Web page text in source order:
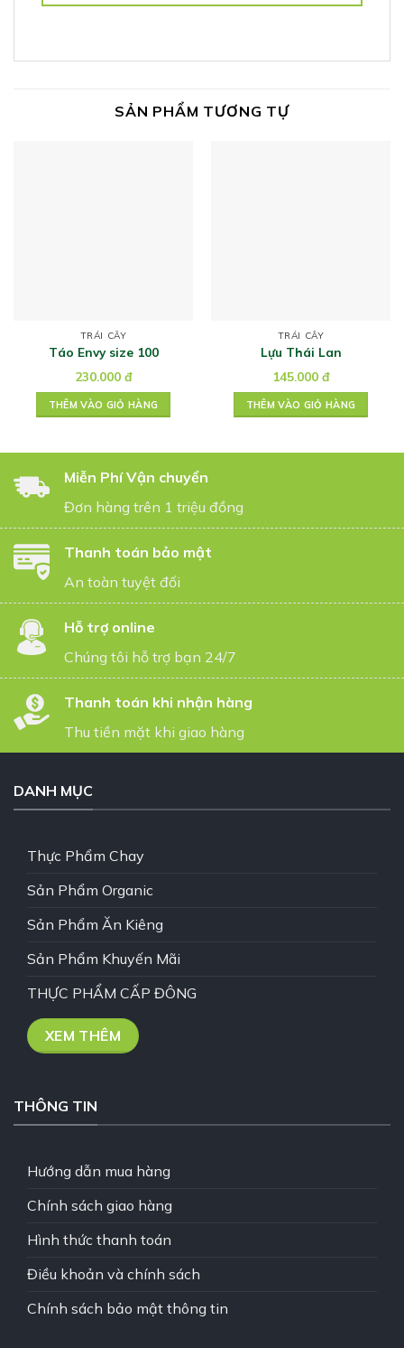
SẢN PHẨM TƯƠNG TỰ
TRÁI CÂY
Táo Envy size 100
230.000 đ
THÊM VÀO GIỎ HÀNG
TRÁI CÂY
Lựu Thái Lan
145.000 đ
THÊM VÀO GIỎ HÀNG
Miễn Phí Vận chuyển
Đơn hàng trên 1 triệu đồng
Thanh toán bảo mật
An toàn tuyệt đối
Hỗ trợ online
Chúng tôi hỗ trợ bạn 24/7
Thanh toán khi nhận hàng
Thu tiền mặt khi giao hàng
DANH MỤC
Thực Phẩm Chay
Sản Phẩm Organic
Sản Phẩm Ăn Kiêng
Sản Phẩm Khuyến Mãi
THỰC PHẨM CẤP ĐÔNG
XEM THÊM
THÔNG TIN
Hướng dẫn mua hàng
Chính sách giao hàng
Hình thức thanh toán
Điều khoản và chính sách
Chính sách bảo mật thông tin